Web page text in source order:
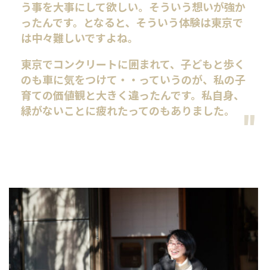
う事を大事にして欲しい。そういう想いが強か
ったんです。となると、そういう体験は東京で
は中々難しいですよね。
東京でコンクリートに囲まれて、子どもと歩く
のも車に気をつけて・・っていうのが、私の子
育ての価値観と大きく違ったんです。私自身、
緑がないことに疲れたってのもありました。